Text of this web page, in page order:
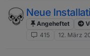
Neue
Angeheftet
415
12. März